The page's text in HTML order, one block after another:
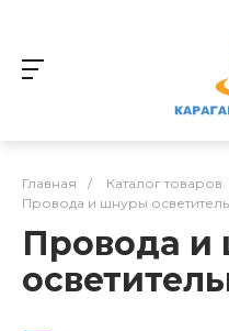
Главная / Каталог товаров
Провода и шнуры
Провода и